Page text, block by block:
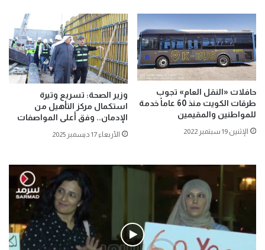
حافلات «النقل العام» تجوب
طرقات الكويت منذ 60 عاماً خدمة
للمواطنين والمقيمين
الإثنين 19 سبتمبر 2022
وزير الصحة: تسريع وتيرة
استكمال مركز التأهيل من
الإدمان.. وفق أعلى المواصفات
الأربعاء 17 ديسمبر 2025